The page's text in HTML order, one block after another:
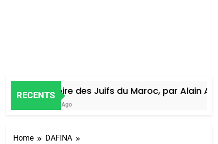
RECENTS
Histoire des Juifs du Maroc, par Alain
4 Jours Ago
Home
DAFINA